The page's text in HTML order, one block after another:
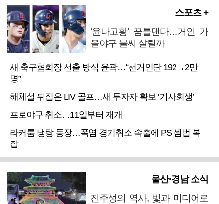
스포츠 +
‘윤나고황’ 꿈틀댄다…거인 가
을야구 불씨 살릴까
새 축구협회장 선출 방식 윤곽…“선거인단 192→2만
명”
해체설 뒤집은 LIV 골프…새 투자자 확보 ‘기사회생’
프로야구 취소…11일부터 재개
라커룸 냉탕 등장…폭염 경기취소 속출에 PS 셈법 복
잡
울산·경남 소식
진주성의 역사, 빛과 미디어로